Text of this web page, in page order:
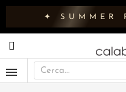
✦ SUMMER